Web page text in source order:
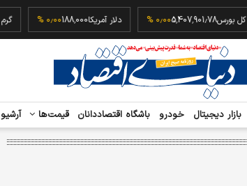
شاخص کل بورس5,407,901.78 دلار آمریکا188,000
بازار دیجیتال خودرو باشگاه اقتصاددانان قیمت‌ها آرشیو